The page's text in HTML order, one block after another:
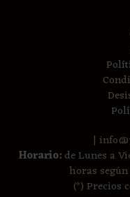
|
Horario:de Lunes a
horas
(*) Precios